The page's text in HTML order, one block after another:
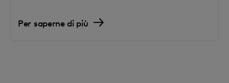
Per saperne di più